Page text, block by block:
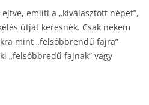
említi a „kiválasztott népet”,
útját keresnék. Csak nekem
mint „felsőbbrendű fajra”
„felsőbbredű fajnak” vagy